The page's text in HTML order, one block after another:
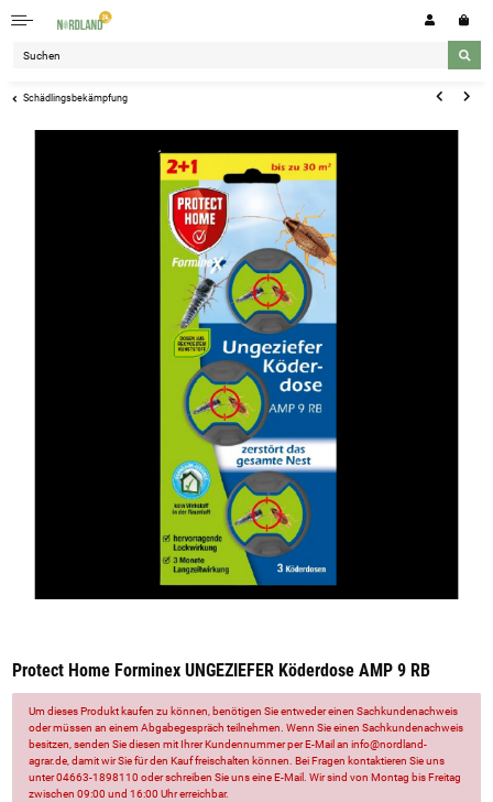
Schädlingsbekämpfung
Protect Home Forminex UNGEZIEFER Köderdose AMP 9 RB
Um dieses Produkt kaufen zu können, benötigen Sie entweder einen Sachkundenachweis
oder müssen an einem Abgabegespräch teilnehmen. Wenn Sie einen Sachkundenachweis
besitzen, senden Sie diesen mit Ihrer Kundennummer per E-Mail an info@nordland-
agrar.de, damit wir Sie für den Kauf freischalten können. Bei Fragen kontaktieren Sie uns
unter 04663-1898110 oder schreiben Sie uns eine E-Mail. Wir sind von Montag bis Freitag
zwischen 09:00 und 16:00 Uhr erreichbar.